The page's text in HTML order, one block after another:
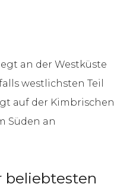
an der Westküste
westlichsten Teil
auf der Kimbrischen
Süden an
beliebtesten